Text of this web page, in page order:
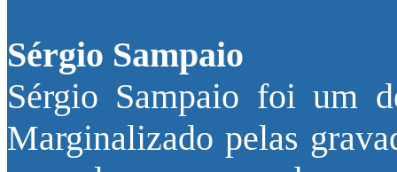
Sérgio Sampaio
Sérgio Sampaio foi um
Marginalizado pelas